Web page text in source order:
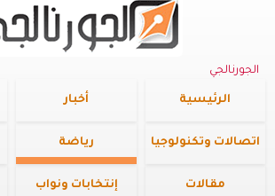
الجورنالجي
الرئيسية أخبار
اتصالات وتكنولوجيا رياضة
مقالات إنتخابات ونواب